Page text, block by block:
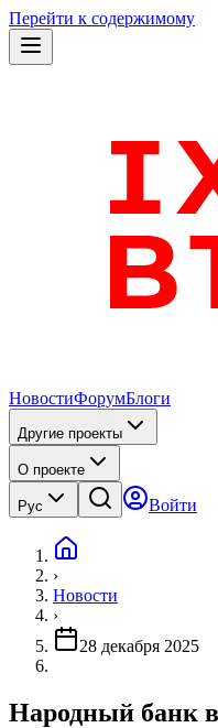
Перейти к содержимому
НовостиФорумБлоги
Другие проекты
О проекте
Рус Войти
›
Новости
›
28 декабря 2025
Народный банк